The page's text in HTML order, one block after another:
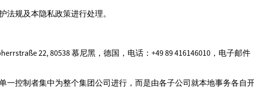
法规及本隐私政策进行处理。
22, 80538 慕尼黑，德国，电话：+49 89 416146010，电子邮
一控制者集中为整个集团公司进行，而是由各子公司就本地事务各自